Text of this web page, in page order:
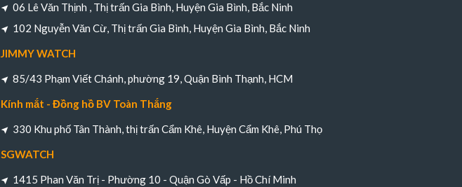
06 Lê Văn Thịnh , Thị trấn Gia Bình, Huyện Gia Bình, Bắc Ninh
102 Nguyễn Văn Cừ, Thị trấn Gia Bình, Huyện Gia Bình, Bắc Ninh
JIMMY WATCH
85/43 Phạm Viết Chánh, phường 19, Quận Bình Thạnh, HCM
Kính mắt - Đồng hồ BV Toàn Thắng
330 Khu phố Tân Thành, thị trấn Cẩm Khê, Huyện Cẩm Khê, Phú Thọ
SGWATCH
1415 Phan Văn Trị - Phường 10 - Quận Gò Vấp - Hồ Chí Minh